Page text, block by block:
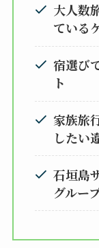
大人数
ている
宿選び
ト
家族旅
したい
石垣島
グルー